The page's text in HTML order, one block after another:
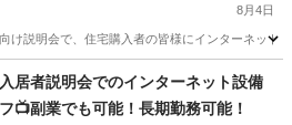
8月4日
け説明会で、住宅購入者の皆様にインターネッ
接客 スタッフ
居者説明会でのインターネット設備
📺副業でも可能！長期勤務可能！